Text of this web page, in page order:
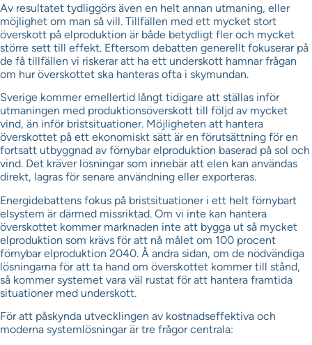
Av resultatet tydliggörs även en helt annan utmaning, eller
möjlighet om man så vill. Tillfällen med ett mycket stort
överskott på elproduktion är både betydligt fler och mycket
större sett till effekt. Eftersom debatten generellt fokuserar på
de få tillfällen vi riskerar att ha ett underskott hamnar frågan
om hur överskottet ska hanteras ofta i skymundan.
Sverige kommer emellertid långt tidigare att ställas inför
utmaningen med produktionsöverskott till följd av mycket
vind, än inför bristsituationer. Möjligheten att hantera
överskottet på ett ekonomiskt sätt är en förutsättning för en
fortsatt utbyggnad av förnybar elproduktion baserad på sol och
vind. Det kräver lösningar som innebär att elen kan användas
direkt, lagras för senare användning eller exporteras.
Energidebattens fokus på bristsituationer i ett helt förnybart
elsystem är därmed missriktad. Om vi inte kan hantera
överskottet kommer marknaden inte att bygga ut så mycket
elproduktion som krävs för att nå målet om 100 procent
förnybar elproduktion 2040. Å andra sidan, om de nödvändiga
lösningarna för att ta hand om överskottet kommer till stånd,
så kommer systemet vara väl rustat för att hantera framtida
situationer med underskott.
För att påskynda utvecklingen av kostnadseffektiva och
moderna systemlösningar är tre frågor centrala: